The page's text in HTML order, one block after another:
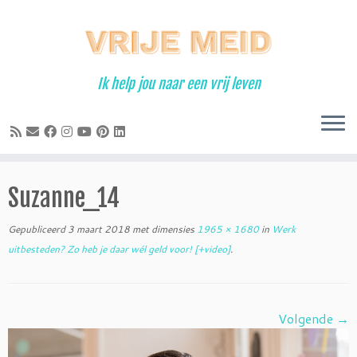
Ik help jou naar een vrij leven
Suzanne_14
Gepubliceerd 3 maart 2018 met dimensies 1965 × 1680in Werk
uitbesteden? Zo heb je daar wél geld voor! [+video].
Volgende →